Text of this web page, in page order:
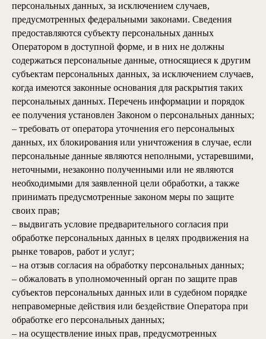
персональных данных, за исключением случаев,
предусмотренных федеральными законами. Сведения
предоставляются субъекту персональных данных
Оператором в доступной форме, и в них не должны
содержаться персональные данные, относящиеся к другим
субъектам персональных данных, за исключением случаев,
когда имеются законные основания для раскрытия таких
персональных данных. Перечень информации и порядок
ее получения установлен Законом о персональных данных;
– требовать от оператора уточнения его персональных
данных, их блокирования или уничтожения в случае, если
персональные данные являются неполными, устаревшими,
неточными, незаконно полученными или не являются
необходимыми для заявленной цели обработки, а также
принимать предусмотренные законом меры по защите
своих прав;
– выдвигать условие предварительного согласия при
обработке персональных данных в целях продвижения на
рынке товаров, работ и услуг;
– на отзыв согласия на обработку персональных данных;
– обжаловать в уполномоченный орган по защите прав
субъектов персональных данных или в судебном порядке
неправомерные действия или бездействие Оператора при
обработке его персональных данных;
– на осуществление иных прав, предусмотренных